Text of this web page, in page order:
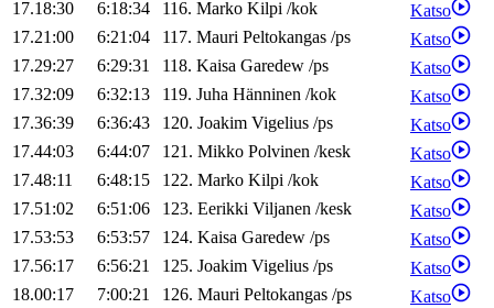
17.18:30
6:18:34 116. Marko Kilpi /kok
Katso
17.21:00
6:21:04 117. Mauri Peltokangas /ps
Katso
17.29:27
6:29:31 118. Kaisa Garedew /ps
Katso
17.32:09
6:32:13 119. Juha Hänninen /kok
Katso
17.36:39
6:36:43 120. Joakim Vigelius /ps
Katso
17.44:03
6:44:07 121. Mikko Polvinen /kesk
Katso
17.48:11
6:48:15 122. Marko Kilpi /kok
Katso
17.51:02
6:51:06 123. Eerikki Viljanen /kesk
Katso
17.53:53
6:53:57 124. Kaisa Garedew /ps
Katso
17.56:17
6:56:21 125. Joakim Vigelius /ps
Katso
18.00:17
7:00:21 126. Mauri Peltokangas /ps
Katso